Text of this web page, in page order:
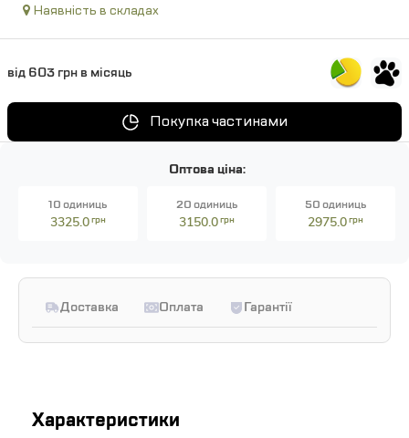
Наявність в складах
від 603 грн в місяць
Покупка частинами
Оптова ціна:
10 одиниць
3325.0грн
20 одиниць
3150.0грн
50 одиниць
2975.0грн
Доставка Оплата Гарантії
Характеристики